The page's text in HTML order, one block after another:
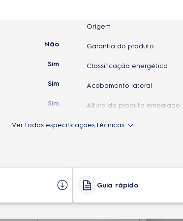
Não
Sim
Sim
Sim
Sim
Não
Sim
Origem
Garantia do produto
Classificação energética
Acabamento lateral
Altura do produto embalado
Peso do produto embalado
Capacidade total de
Acabamento frontal
Ver todas especificações técnicas
Guia rápido